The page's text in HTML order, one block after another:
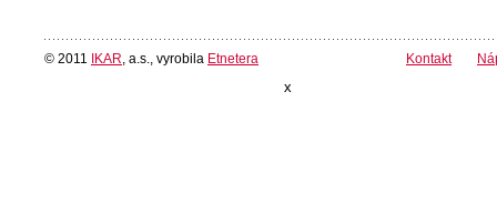
© 2011 IKAR , a.s., vyrobila Etnetera Kontakt
x